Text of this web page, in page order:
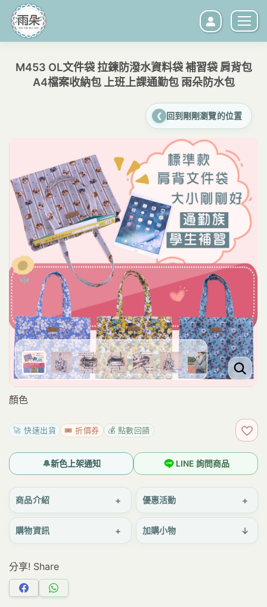
M453 OL文件袋 拉鍊防潑水資料袋 補習袋 肩背包
A4檔案收納包 上班上課通勤包 雨朵防水包
❮ 回到剛剛瀏覽的位置
顏色
🚀 快速出貨 🎟️ 折價券 💰 點數回饋 加
LINE 詢問商品
🔔新色上架通知
商品介紹 + 優惠活動 +
購物資訊 + 加購小物 ↓
分享! Share
分
分